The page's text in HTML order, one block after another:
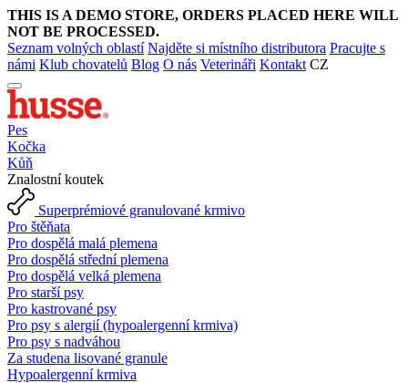
THIS IS A DEMO STORE, ORDERS PLACED HERE WILL
NOT BE PROCESSED.
Seznam volných oblastí Najděte si místního distributora Pracujte s
námi Klub chovatelů Blog O nás Veterináři Kontakt CZ
Pes
Kočka
Kůň
Znalostní koutek
Superprémiové granulované krmivo
Pro štěňata
Pro dospělá malá plemena
Pro dospělá střední plemena
Pro dospělá velká plemena
Pro starší psy
Pro kastrované psy
Pro psy s alergií (hypoalergenní krmiva)
Pro psy s nadváhou
Za studena lisované granule
Hypoalergenní krmiva